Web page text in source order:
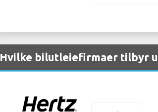
Hvilke bilutleiefirmaer tilbyr